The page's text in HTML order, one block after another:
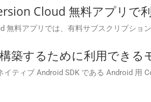
Cloud 無料アプリで
無料アプリでは、有料サブスクリプショ
築するために利用できる
イティブ Android SDK である Android 用